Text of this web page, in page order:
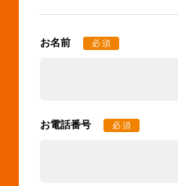
お名前 必須
お電話番号 必須